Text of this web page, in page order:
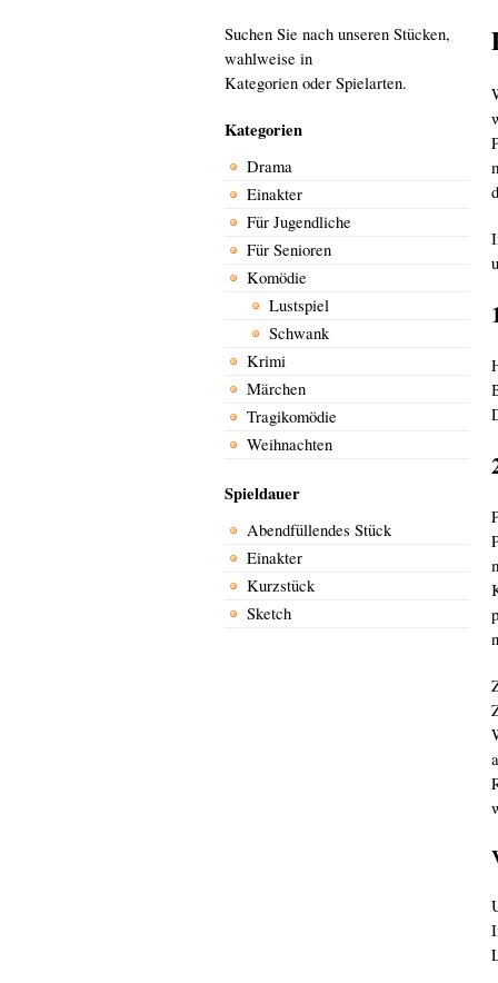
Suchen Sie nach unseren Stücken,
wahlweise in
Kategorien oder Spielarten.
Kategorien
Drama
Einakter
Für Jugendliche
Für Senioren
Komödie
Lustspiel
Schwank
Krimi
Märchen
Tragikomödie
Weihnachten
Spieldauer
Abendfüllendes Stück
Einakter
Kurzstück
Sketch